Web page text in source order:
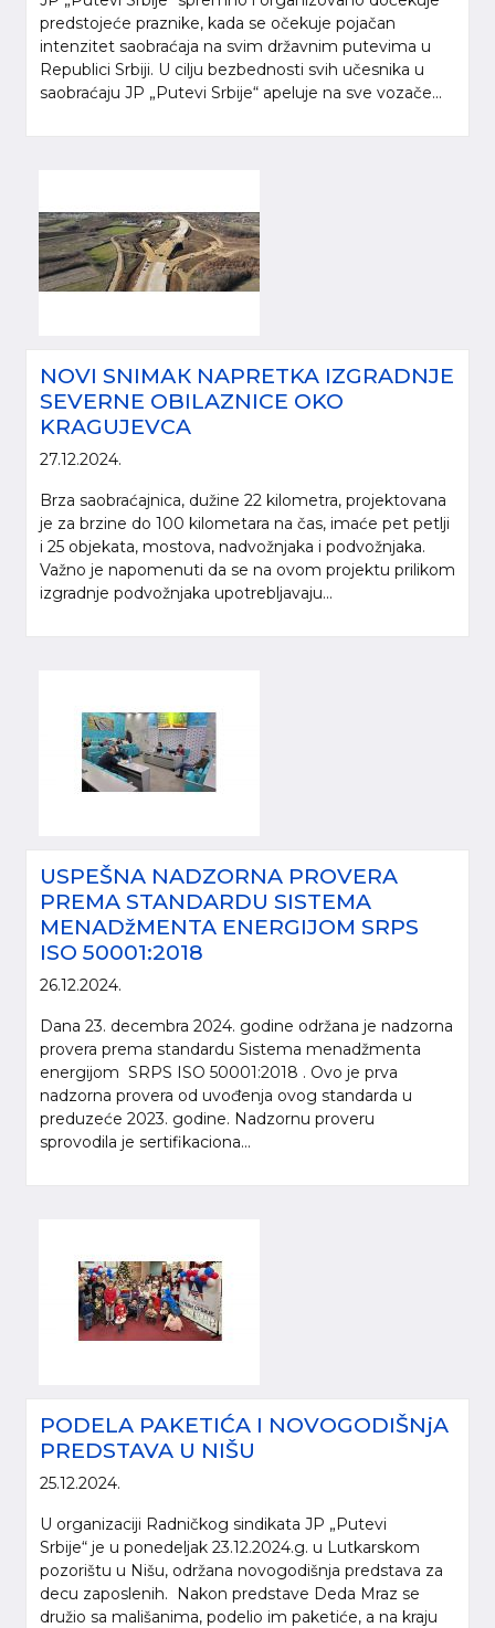
predstojeće praznike, kada se očekuje pojačan
intenzitet saobraćaja na svim državnim putevima u
Republici Srbiji. U cilju bezbednosti svih učesnika u
saobraćaju JP „Putevi Srbije“ apeluje na sve vozače...
NOVI SNIMАК NAPRETKA IZGRADNJE
SEVERNE OBILAZNICE OKO
KRAGUJEVCA
27.12.2024.
Brza saobraćajnica, dužine 22 kilometra, projektovana
je za brzine do 100 kilometara na čas, imaće pet petlji
i 25 objekata, mostova, nadvožnjaka i podvožnjaka.
Važno je napomenuti da se na ovom projektu prilikom
izgradnje podvožnjaka upotrebljavaju...
USPEŠNA NADZORNA PROVERA
PREMA STANDARDU SISTEMA
MENADžMENTA ENERGIJOM SRPS
ISO 50001:2018
26.12.2024.
Dana 23. decembra 2024. godine održana je nadzorna
provera prema standardu Sistema menadžmenta
energijom SRPS ISO 50001:2018 . Ovo je prva
nadzorna provera od uvođenja ovog standarda u
preduzeće 2023. godine. Nadzornu proveru
sprovodila je sertifikaciona...
PODELA PAKETIĆA I NOVOGODIŠNjA
PREDSTAVA U NIŠU
25.12.2024.
U organizaciji Radničkog sindikata JP „Putevi
Srbije“ je u ponedeljak 23.12.2024.g. u Lutkarskom
pozorištu u Nišu, održana novogodišnja predstava za
decu zaposlenih. Nakon predstave Deda Mraz se
družio sa mališanima, podelio im paketiće, a na kraju